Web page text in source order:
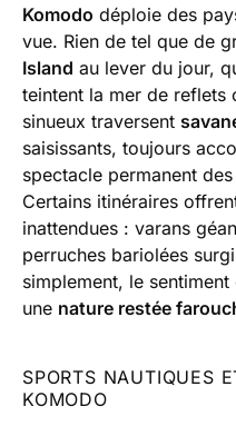
Komodo déploie des
vue. Rien de tel que de
Island au lever du jour,
teintent la mer de reflets
sinueux traversent
saisissants, toujours
spectacle permanent
Certains itinéraires
inattendues : varans
perruches bariolées
simplement, le
une nature restée
SPORTS NAUTIQUES
KOMODO